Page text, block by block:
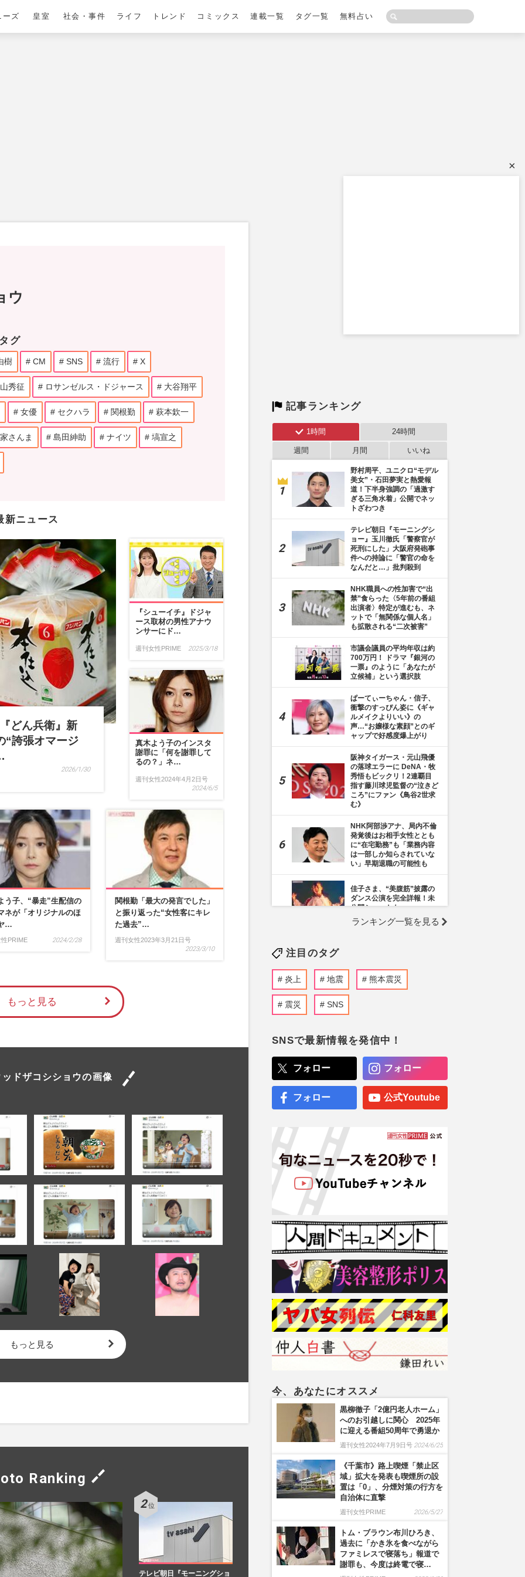
ーズ 皇室 社会・事件 ライフ トレンド コミックス 連載一覧 タグ一覧 無料占い
ウ
グ
樹 CM SNS 流行 X
秀征 ロサンゼルス・ドジャース 大谷翔平
女優 セクハラ 関根勤 萩本欽一
さんま 島田紳助 ナイツ 塙宣之
新ニュース
どん兵衛』新
“誇張オマージ
2026/1/30
『シューイチ』ドジャ
ース取材の男性アナウ
ンサーにド…
週刊女性PRIME 2025/3/18
真木よう子のインスタ
謝罪に「何を謝罪して
るの？」ネ…
週刊女性2024年4月2日号
2024/6/5
う子、“暴走”生配信の
ネが「オリジナルのほ
…
PRIME 2024/2/28
関根勤「最大の発言でした」
と振り返った“女性客にキレ
た過去”…
週刊女性2023年3月21日号
2023/3/10
もっと見る
ドザコシショウの画像
もっと見る
Ranking
テレビ朝日『モーニングショ
記事ランキング
1時間 24時間
週間 月間 いいね
野村周平、ユニクロ“モデル
美女”・石田夢実と熱愛報
道！下半身強調の「過激す
ぎる三角水着」公開でネッ
トざわつき
テレビ朝日『モーニングシ
ョー』玉川徹氏「警察官が
死刑にした」大阪府発砲事
件への持論に「警官の命を
なんだと…」批判殺到
NHK職員への性加害で“出
禁”食らった〈5年前の番組
出演者〉特定が進むも、ネ
ットで「無関係な個人名」
も拡散される“二次被害”
市議会議員の平均年収は約
700万円！ ドラマ『銀河の
一票』のように「あなたが
立候補」という選択肢
ぱーてぃーちゃん・信子、
衝撃のすっぴん姿に《ギャ
ルメイクよりいい》の
声…“お嬢様な素顔”とのギ
ャップで好感度爆上がり
阪神タイガース・元山飛優
の落球エラーに DeNA・牧
秀悟もビックリ！2連覇目
指す藤川球児監督の“泣きど
ころ”にファン《鳥谷2世求
む》
NHK阿部渉アナ、局内不倫
発覚後はお相手女性ととも
に“在宅勤務”も「業務内容
は一部しか知らされていな
い」早期退職の可能性も
佳子さま、“美腹筋”披露の
ダンス公演を完全詳報！未
公開ショットも
テレ朝『モーニングショ
ー』で弁護士・猿田佐世氏
熊本地震で従業員死亡の
後に“社長の経歴と写真”削
除で「逃げようとしてる」
逃げの態勢に非難
「非常識かつ論外」元NHK
青山祐子アナ、長嶋茂雄さ
専門医が厳選した「がんに
ル秘テクニック、1日10点
満点の“早見シート”簡単管
【大阪より強引？】横浜
市、’27年花博に合わせ「市
内全域」路上喫煙禁止方針
も、喫煙所整備は“ノープラ
福岡県議会の“ドン”蔵内勇
夫議長、炎上続きの中「ネ
パールは天国だった」震災
無視の不謹慎発言で「地獄
に落ちろ」国民憤慨
ランキング一覧を見る
注目のタグ
炎上 地震 熊本震災
震災 SNS
SNSで最新情報を発信中！
フォロー フォロー
フォロー 公式Youtube
今、あなたにオススメ
黒柳徹子「2億円老人ホーム」
へのお引越しに関心 2025年
に迎える番組50周年で勇退か
週刊女性2024年7月9日号 2024/6/25
《千葉市》路上喫煙「禁止区
域」拡大を発表も喫煙所の設
置は「0」、分煙対策の行方を
自治体に直撃
週刊女性PRIME 2026/5/27
トム・ブラウン布川ひろき、
過去に「かき氷を食べながら
ファミレスで寝落ち」報道で
謝罪も、今度は終電で寝…
×